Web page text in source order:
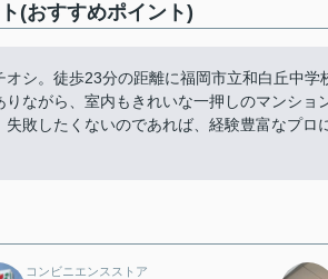
(おすすめポイント)
オシ。徒歩23分の距離に福岡市立和白丘中
ながら、室内もきれいな一押しのマンショ
敗したくないのであれば、経験豊富なプロ
コンビニエンスストア